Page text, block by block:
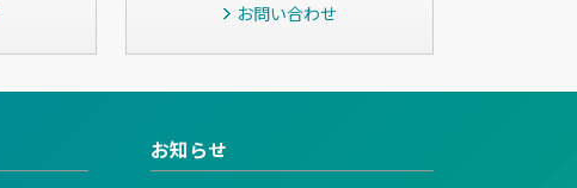
お問い合わせ
お知らせ